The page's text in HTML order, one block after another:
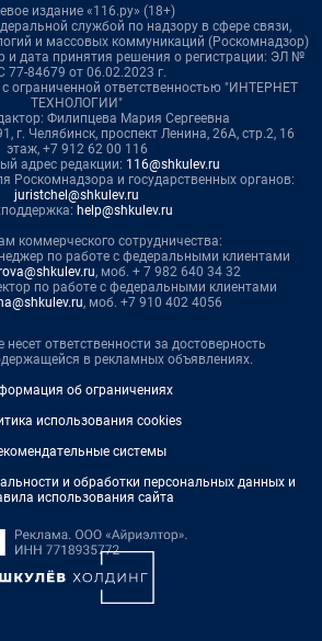
издание «116.ру» (18+)
службой по надзору в сфере связи,
и массовых коммуникаций (Роскомнадзор)
и дата принятия решения о регистрации: ЭЛ №
77-84679 от 06.02.2023 г.
ограниченной ответственностью "ИНТЕРНЕТ
ТЕХНОЛОГИИ"
Филипцева Мария Сергеевна
г. Челябинск, проспект Ленина, 26А, стр.2, 16
этаж, +7 912 62 00 116
адрес редакции: 116@shkulev.ru
Роскомнадзора и государственных органов:
juristchel@shkulev.ru
help@shkulev.ru
коммерческого сотрудничества:
по работе с федеральными клиентами
, моб. + 7 982 640 34 32
по работе с федеральными клиентами
, моб. +7 910 402 4056
несет ответственности за достоверность
в рекламных объявлениях.
об ограничениях
использования cookies
системы
и обработки персональных данных и
использования сайта